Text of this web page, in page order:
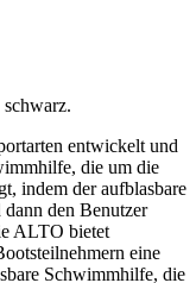
entwickelt und
die um die
indem der aufblasbare
den Benutzer
ALTO bietet
eine
Schwimmhilfe, die